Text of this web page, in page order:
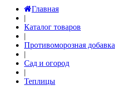
Главная
|
Каталог товаров
|
Противоморозная добавка
|
Сад и огород
|
Теплицы